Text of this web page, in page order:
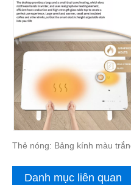
Thẻ nóng: Bảng kính màu
Danh mục liên quan